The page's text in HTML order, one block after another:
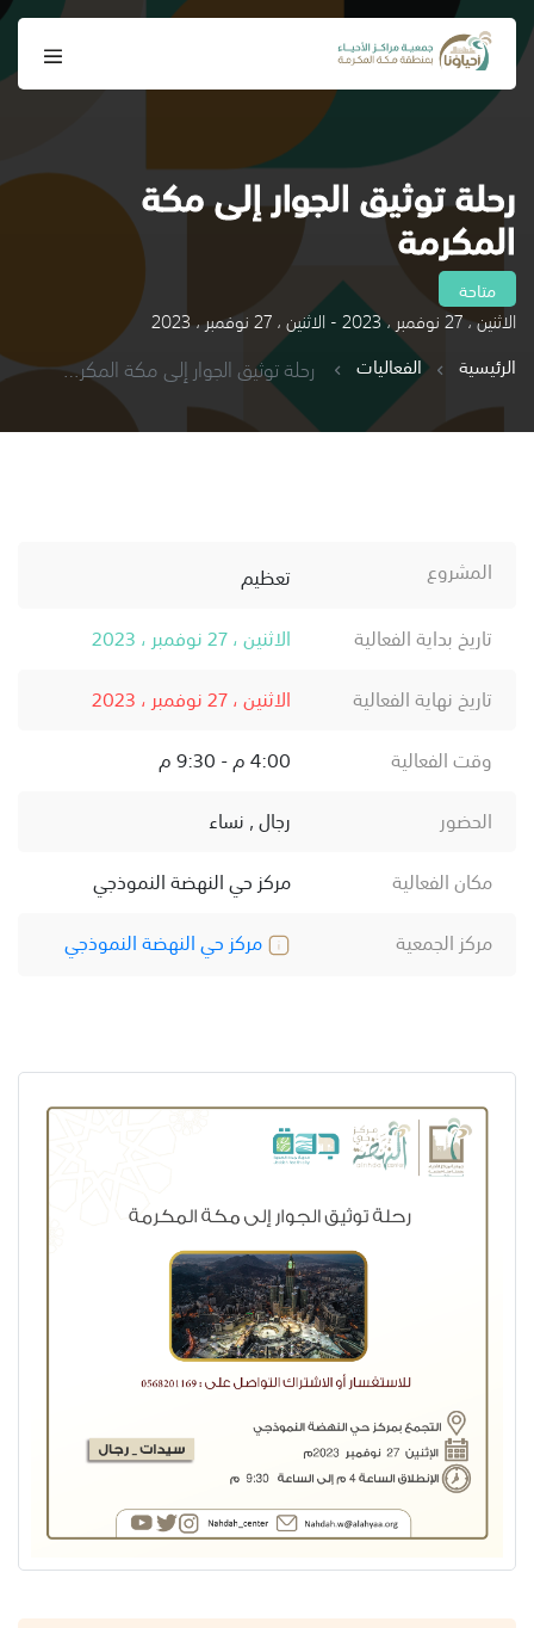
رحلة توثيق الجوار إلى مكة
المكرمة
متاحة
الاثنين ، 27 نوفمبر ، 2023 - الاثنين ، 27 نوفمبر ، 2023
الرئيسية
الفعاليات رحلة توثيق الجوار إلى مكة المكرمة
المشروع
تعظيم
تاريخ بداية الفعالية
الاثنين ، 27 نوفمبر ، 2023
تاريخ نهاية الفعالية
الاثنين ، 27 نوفمبر ، 2023
وقت الفعالية
4:00 م - 9:30 م
الحضور
رجال , نساء
مكان الفعالية
مركز حي النهضة النموذجي
مركز الجمعية
مركز حي النهضة النموذجي